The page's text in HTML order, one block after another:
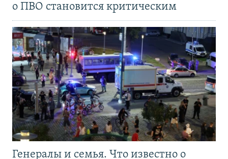
о ПВО становится критическим
Генералы и семья. Что известно о